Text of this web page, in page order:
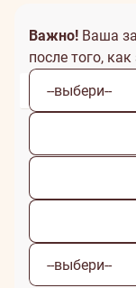
Важно! Ваша
после того,